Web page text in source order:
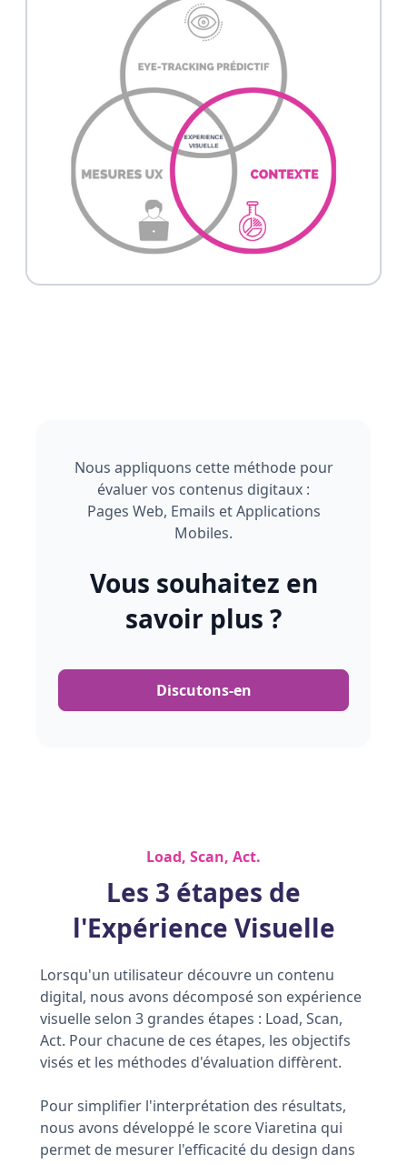
Nous appliquons cette méthode pour
évaluer vos contenus digitaux :
Pages Web, Emails et Applications
Mobiles.
Vous souhaitez en
savoir plus ?
Discutons-en
Load, Scan, Act.
Les 3 étapes de
l'Expérience Visuelle
Lorsqu'un utilisateur découvre un contenu
digital, nous avons décomposé son expérience
visuelle selon 3 grandes étapes : Load, Scan,
Act. Pour chacune de ces étapes, les objectifs
visés et les méthodes d'évaluation diffèrent.
Pour simplifier l'interprétation des résultats,
nous avons développé le score Viaretina qui
permet de mesurer l'efficacité du design dans